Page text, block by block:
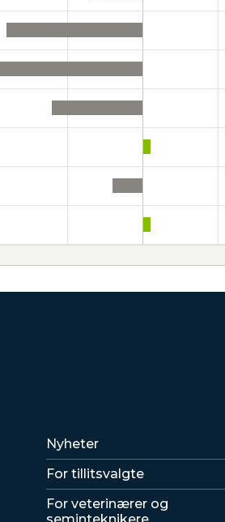
Lenker
Nyheter
For tillitsvalgte
For veterinærer og
seminteknikere